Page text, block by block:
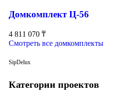
Домкомплект Ц-56
4 811 070 ₸
Смотреть все домкомплекты
SipDelux
Категории проектов